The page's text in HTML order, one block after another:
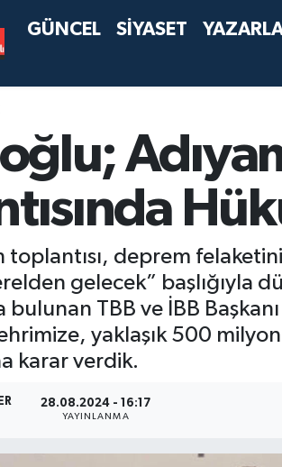
GÜNCEL SİYASET
toplantısı, deprem
gelecek” başlığıyla
bulunan TBB ve İBB
yaklaşık 500
karar verdik.
28.08.2024 - 16:17
YAYINLANMA